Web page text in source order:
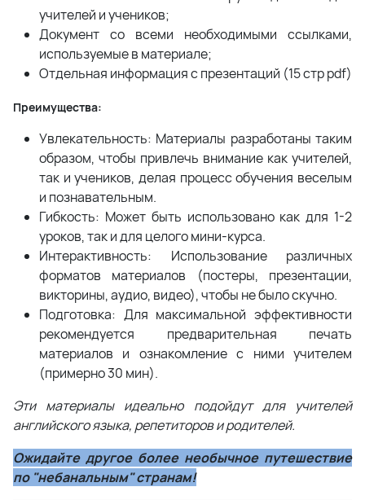
учителей и учеников;
Документ со всеми необходимыми ссылками,
используемые в материале;
Отдельная информация с презентаций (15 стр pdf)
Преимущества:
Увлекательность: Материалы разработаны таким
образом, чтобы привлечь внимание как учителей,
так и учеников, делая процесс обучения веселым
и познавательным.
Гибкость: Может быть использовано как для 1-2
уроков, так и для целого мини-курса.
Интерактивность: Использование различных
форматов материалов (постеры, презентации,
викторины, аудио, видео), чтобы не было скучно.
Подготовка: Для максимальной эффективности
рекомендуется предварительная печать
материалов и ознакомление с ними учителем
(примерно 30 мин).
Эти материалы идеально подойдут для учителей
английского языка, репетиторов и родителей.
Ожидайте другое более необычное путешествие
по "небанальным" странам!